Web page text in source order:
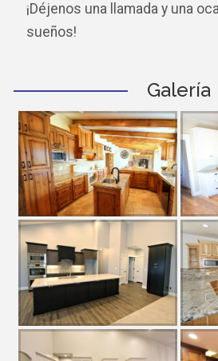
¡Déjenos una llamada y una
sueños!
Galería